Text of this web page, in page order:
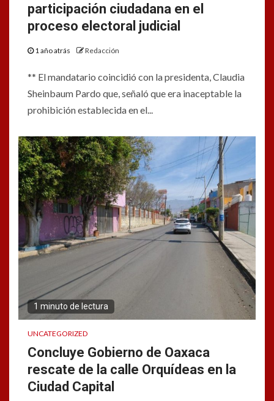
participación ciudadana en el
proceso electoral judicial
1 año atrás Redacción
** El mandatario coincidió con la presidenta, Claudia
Sheinbaum Pardo que, señaló que era inaceptable la
prohibición establecida en el...
1 minuto de lectura
UNCATEGORIZED
Concluye Gobierno de Oaxaca
rescate de la calle Orquídeas en la
Ciudad Capital